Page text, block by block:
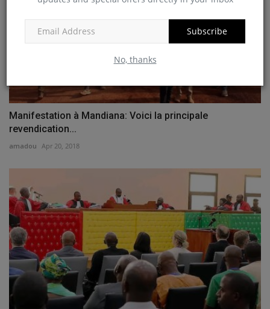
Subscribe
No, thanks
Manifestation à Mandiana: Voici la principale
revendication...
amadou Apr 20, 2018